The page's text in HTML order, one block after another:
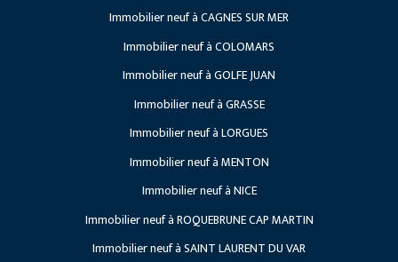
Projets à venir
Immobilier neuf à CAGNES SUR MER
Immobilier neuf à COLOMARS
Immobilier neuf à GOLFE JUAN
Immobilier neuf à GRASSE
Immobilier neuf à LORGUES
Immobilier neuf à MENTON
Immobilier neuf à NICE
Immobilier neuf à ROQUEBRUNE CAP MARTIN
Immobilier neuf à SAINT LAURENT DU VAR